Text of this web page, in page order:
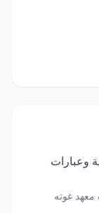
وعبارات
غوته